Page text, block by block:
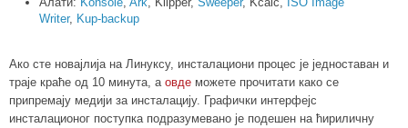
Writer, Kup-backup
Ако сте новајлија на Линуксу, инсталациони процес је једноставан и
траје краће од 10 минута, а овде можете прочитати како се
припремају медији за инсталацију. Графички интерфејс
инсталационог поступка подразумевано је подешен на ћириличну